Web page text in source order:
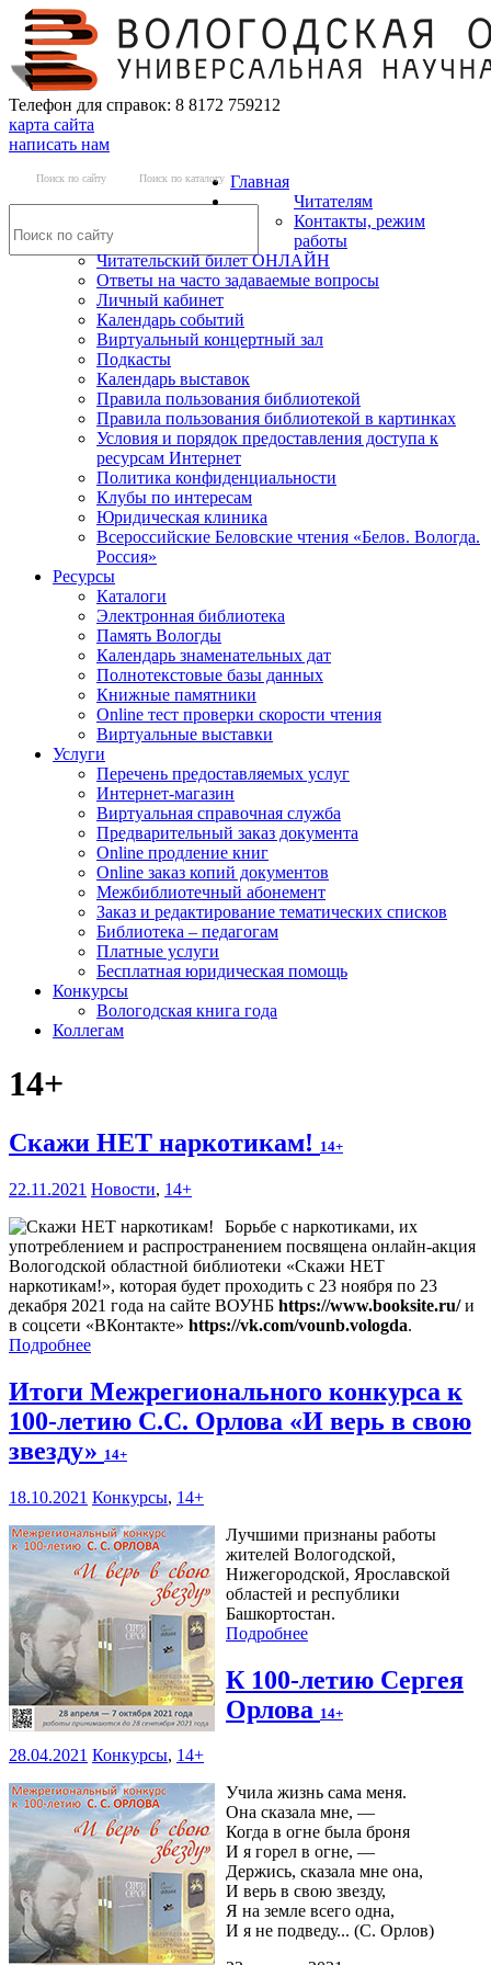
Телефон для справок: 8 8172 759212
карта сайта
написать нам
Поиск по сайту Поиск по каталогу Главная
Читателям
Контакты, режим
работы
Читательский билет ОНЛАЙН
Ответы на часто задаваемые вопросы
Личный кабинет
Календарь событий
Виртуальный концертный зал
Подкасты
Календарь выставок
Правила пользования библиотекой
Правила пользования библиотекой в картинках
Условия и порядок предоставления доступа к
ресурсам Интернет
Политика конфиденциальности
Клубы по интересам
Юридическая клиника
Всероссийские Беловские чтения «Белов. Вологда.
Россия»
Ресурсы
Каталоги
Электронная библиотека
Память Вологды
Календарь знаменательных дат
Полнотекстовые базы данных
Книжные памятники
Online тест проверки скорости чтения
Виртуальные выставки
Услуги
Перечень предоставляемых услуг
Интернет-магазин
Виртуальная справочная служба
Предварительный заказ документа
Online продление книг
Online заказ копий документов
Межбиблиотечный абонемент
Заказ и редактирование тематических списков
Библиотека – педагогам
Платные услуги
Бесплатная юридическая помощь
Конкурсы
Вологодская книга года
Коллегам
14+
Скажи НЕТ наркотикам! 14+
22.11.2021 Новости, 14+
Борьбе с наркотиками, их
употреблением и распространением посвящена онлайн-акция
Вологодской областной библиотеки «Скажи НЕТ
наркотикам!», которая будет проходить с 23 ноября по 23
декабря 2021 года на сайте ВОУНБ https://www.booksite.ru/и
в соцсети «ВКонтакте» https://vk.com/vounb.vologda.
Подробнее
Итоги Межрегионального конкурса к
100-летию С.С. Орлова «И верь в свою
звезду» 14+
18.10.2021 Конкурсы, 14+
Лучшими признаны работы
жителей Вологодской,
Нижегородской, Ярославской
областей и республики
Башкортостан.
Подробнее
К 100-летию Сергея
Орлова 14+
28.04.2021 Конкурсы, 14+
Учила жизнь сама меня.
Она сказала мне, —
Когда в огне была броня
И я горел в огне, —
Держись, сказала мне она,
И верь в свою звезду,
Я на земле всего одна,
И я не подведу... (С. Орлов)